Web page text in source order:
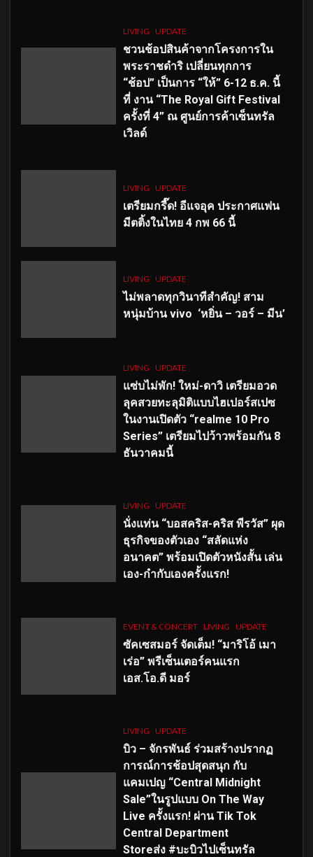
LIVING UPDATE
ชวนช้อปสินค้าจากโครงการใน
พระราชดำริ เปลี่ยนทุกการ
“ช้อป” เป็นการ “ให้” 6-12 ธ.ค. นี้
ที่ งาน “The Royal Gift Festival
ครั้งที่ 4” ณ ศูนย์การค้าเซ็นทรัล
เวิลด์
LIVING UPDATE
เตรียมกรี๊ด! อีแจอุค ประกาศแฟน
มีตติ้งในไทย 4 กพ 66 นี้
LIVING UPDATE
ไม่พลาดทุกวินาทีสำคัญ! สาม
หนุ่มบ้าน vivo ‘หยิ่น – วอร์ – มีน’
LIVING UPDATE
แซ่บไม่พัก! ใหม่-ดาวิ เตรียมอวด
ลุคสวยทะลุมิติแบบไฮเปอร์สเปซ
ในงานเปิดตัว “realme 10 Pro
Series” เตรียมไปว้าวพร้อมกัน 8
ธันวาคมนี้
LIVING UPDATE
นั่งแท่น “บอสคริส-คริส พีรวัส” ผุด
ธุรกิจของตัวเอง “สลัดแห่ง
อนาคต” พร้อมเปิดตัวหนังสั้น เล่น
เอง-กำกับเองครั้งแรก!
EVENT & CONCERT LIVING UPDATE
ซัคเซสมอร์ จัดเต็ม! “มาริโอ้ เมา
เร่อ” พรีเซ็นเตอร์คนแรก
เอส.โอ.ดี มอร์
LIVING UPDATE
บิว – จักรพันธ์ ร่วมสร้างปรากฏ
การณ์การช้อปสุดสนุก กับ
แคมเปญ “Central Midnight
Sale”ในรูปแบบ On The Way
Live ครั้งแรก! ผ่าน Tik Tok
Central Department
Storeส่ง #บะบิวไปเซ็นทรัล